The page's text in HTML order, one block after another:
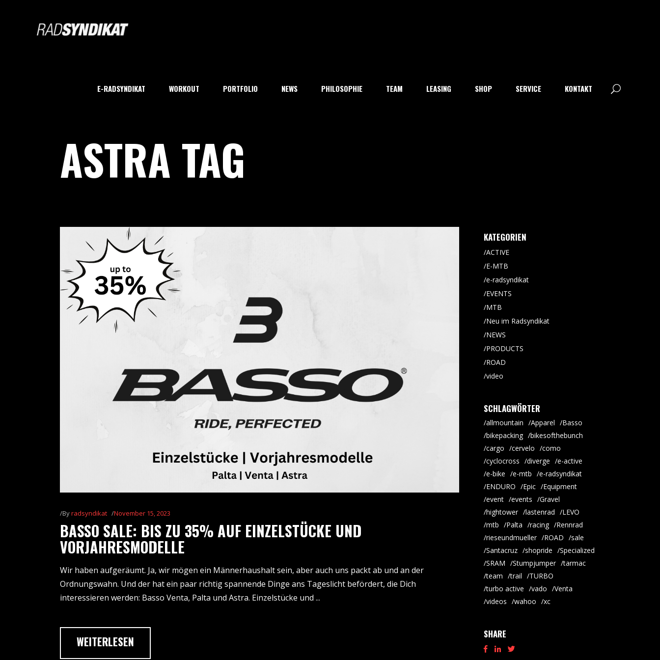
E-RADSYNDIKAT WORKOUT PORTFOLIO NEWS PHILOSOPHIE TEAM LEASING SHOP SERVICE KONTAKT
ASTRA TAG
Byradsyndikat November 15, 2023
BASSO SALE: BIS ZU 35% AUF EINZELSTÜCKE UND
VORJAHRESMODELLE
Wir haben aufgeräumt. Ja, wir mögen ein Männerhaushalt sein, aber auch uns packt ab und an der
Ordnungswahn. Und der hat ein paar richtig spannende Dinge ans Tageslicht befördert, die Dich
interessieren werden: Basso Venta, Palta und Astra. Einzelstücke und
WEITERLESEN
KATEGORIEN
ACTIVE
E-MTB
e-radsyndikat
EVENTS
MTB
Neu im Radsyndikat
NEWS
PRODUCTS
ROAD
video
SCHLAGWÖRTER
allmountain Apparel
Basso
bikepacking
bikesofthebunch
cargo
cervelo
como
cyclocross
diverge
e-active
e-bike
e-mtb
e-radsyndikat
ENDURO
Epic
Equipment
event
events
Gravel
hightower
lastenrad
LEVO
mtb
Palta racing
Rennrad
rieseundmueller
ROAD
sale
Santacruz
shopride
Specialized
SRAM
Stumpjumper
tarmac
team
trail
TURBO
turbo active
vado
Venta
videos
wahoo xc
SHARE